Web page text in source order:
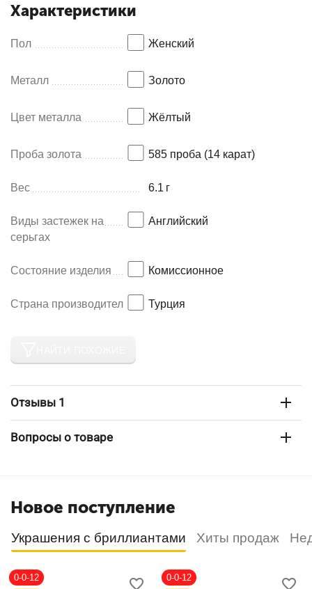
Характеристики
Пол Женский
Металл Золото
Цвет металла Жёлтый
Проба золота 585 проба (14 карат)
Вес 6.1 г
Виды застежек на
серьгах
Английский
Состояние изделия Комиссионное
Страна производитель Турция
Отзывы 1
Вопросы о товаре
Новое поступление
Украшения с бриллиантами Хиты продаж
0-0-12
0-0-12